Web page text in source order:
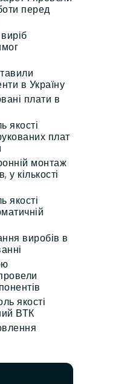
перед
в Україну
плати в
якості
плат
монтаж
у кількості
якості
виробів в
якості
ВТК